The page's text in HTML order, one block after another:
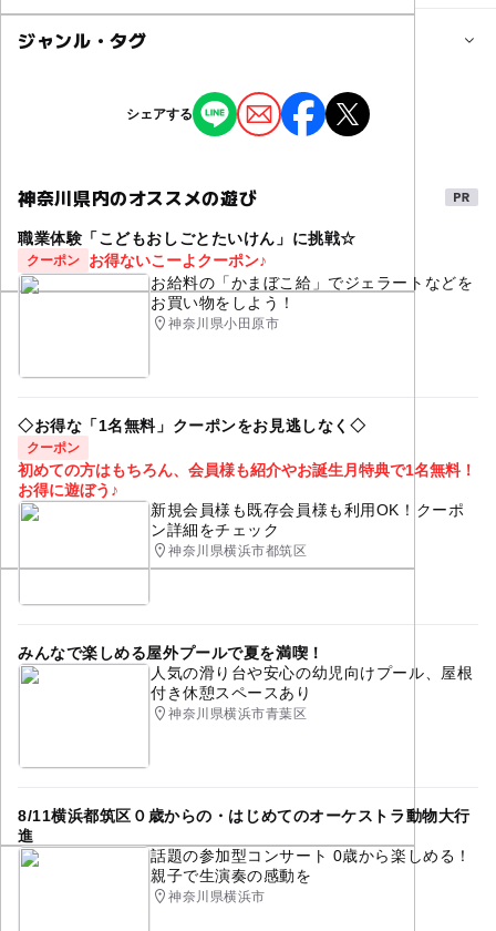
子供の料金詳細
大人の料金詳細
ジャンル・タグ
街なかイベント
シェアする
神奈川県内のオススメの遊び
職業体験「こどもおしごとたいけん」に挑戦☆
クーポン
お得ないこーよクーポン♪
お給料の「かまぼこ給」でジェラートなどを
お買い物をしよう！
神奈川県小田原市
◇お得な「1名無料」クーポンをお見逃しなく◇
クーポン
初めての方はもちろん、会員様も紹介やお誕生月特典で1名無料！
お得に遊ぼう♪
新規会員様も既存会員様も利用OK！クーポ
ン詳細をチェック
神奈川県横浜市都筑区
みんなで楽しめる屋外プールで夏を満喫！
人気の滑り台や安心の幼児向けプール、屋根
付き休憩スペースあり
神奈川県横浜市青葉区
8/11横浜都筑区０歳からの・はじめてのオーケストラ動物大行
進
話題の参加型コンサート 0歳から楽しめる！
親子で生演奏の感動を
神奈川県横浜市